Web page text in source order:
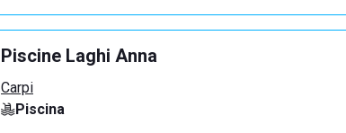
Piscine Laghi Anna
Carpi
Piscina